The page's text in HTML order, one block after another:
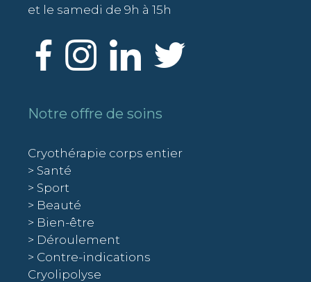
et le samedi de 9h à 15h
Notre offre de soins
Cryothérapie corps entier
> Santé
> Sport
> Beauté
> Bien-être
> Déroulement
> Contre-indications
Cryolipolyse